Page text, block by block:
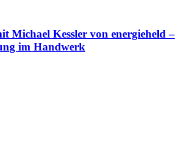
Michael Kessler von energieheld –
im Handwerk